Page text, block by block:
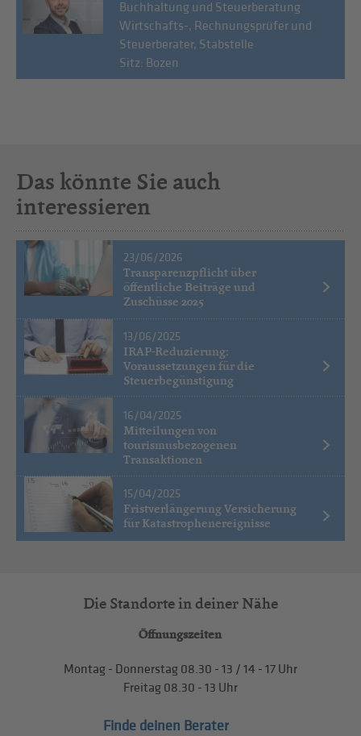
Buchhaltung und Steuerberatung
Wirtschafts-, Rechnungsprüfer und
Steuerberater, Stabstelle
Sitz: Bozen
Das könnte Sie auch
interessieren
23/06/2026
Transparenzpflicht über
öffentliche Beiträge und
Zuschüsse 2025
13/06/2025
IRAP-Reduzierung:
Voraussetzungen für die
Steuerbegünstigung
16/04/2025
Mitteilungen von
tourismusbezogenen
Transaktionen
15/04/2025
Fristverlängerung Versicherung
für Katastrophenereignisse
Die Standorte in deiner Nähe
Öffnungszeiten
Montag - Donnerstag 08.30 - 13 / 14 - 17 Uhr
Freitag 08.30 - 13 Uhr
Finde deinen Berater